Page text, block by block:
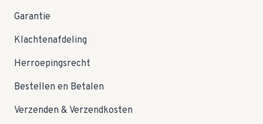
Garantie
Klachtenafdeling
Herroepingsrecht
Bestellen en Betalen
Verzenden & Verzendkosten